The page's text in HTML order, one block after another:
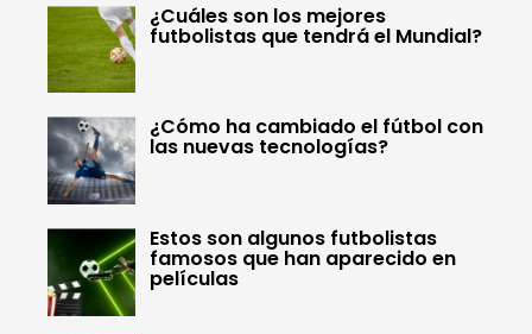
¿Cuáles son los mejores
futbolistas que tendrá el Mundial?
¿Cómo ha cambiado el fútbol con
las nuevas tecnologías?
Estos son algunos futbolistas
famosos que han aparecido en
películas